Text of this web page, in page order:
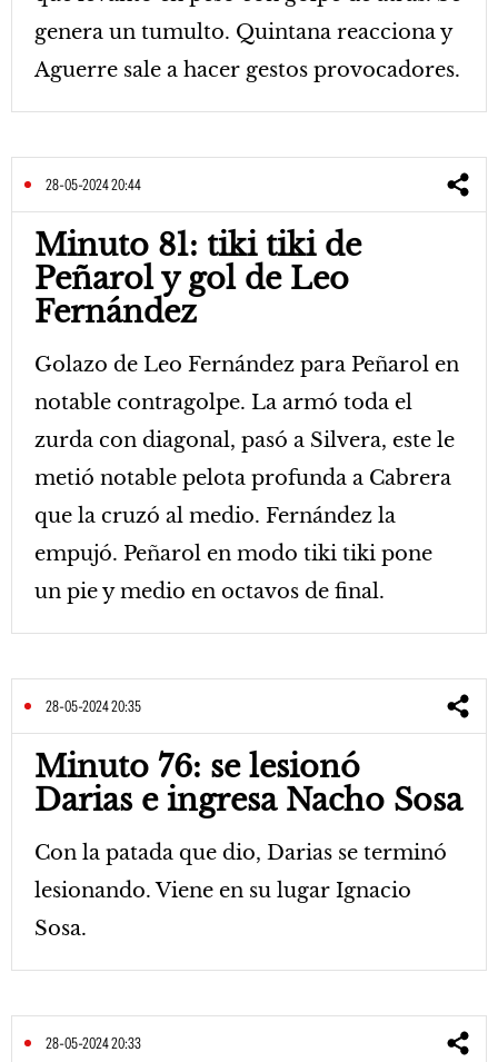
genera un tumulto. Quintana reacciona y
Aguerre sale a hacer gestos provocadores.
28-05-2024 20:44
Minuto 81: tiki tiki de
Peñarol y gol de Leo
Fernández
Golazo de Leo Fernández para Peñarol en
notable contragolpe. La armó toda el
zurda con diagonal, pasó a Silvera, este le
metió notable pelota profunda a Cabrera
que la cruzó al medio. Fernández la
empujó. Peñarol en modo tiki tiki pone
un pie y medio en octavos de final.
28-05-2024 20:35
Minuto 76: se lesionó
Darias e ingresa Nacho Sosa
Con la patada que dio, Darias se terminó
lesionando. Viene en su lugar Ignacio
Sosa.
28-05-2024 20:33